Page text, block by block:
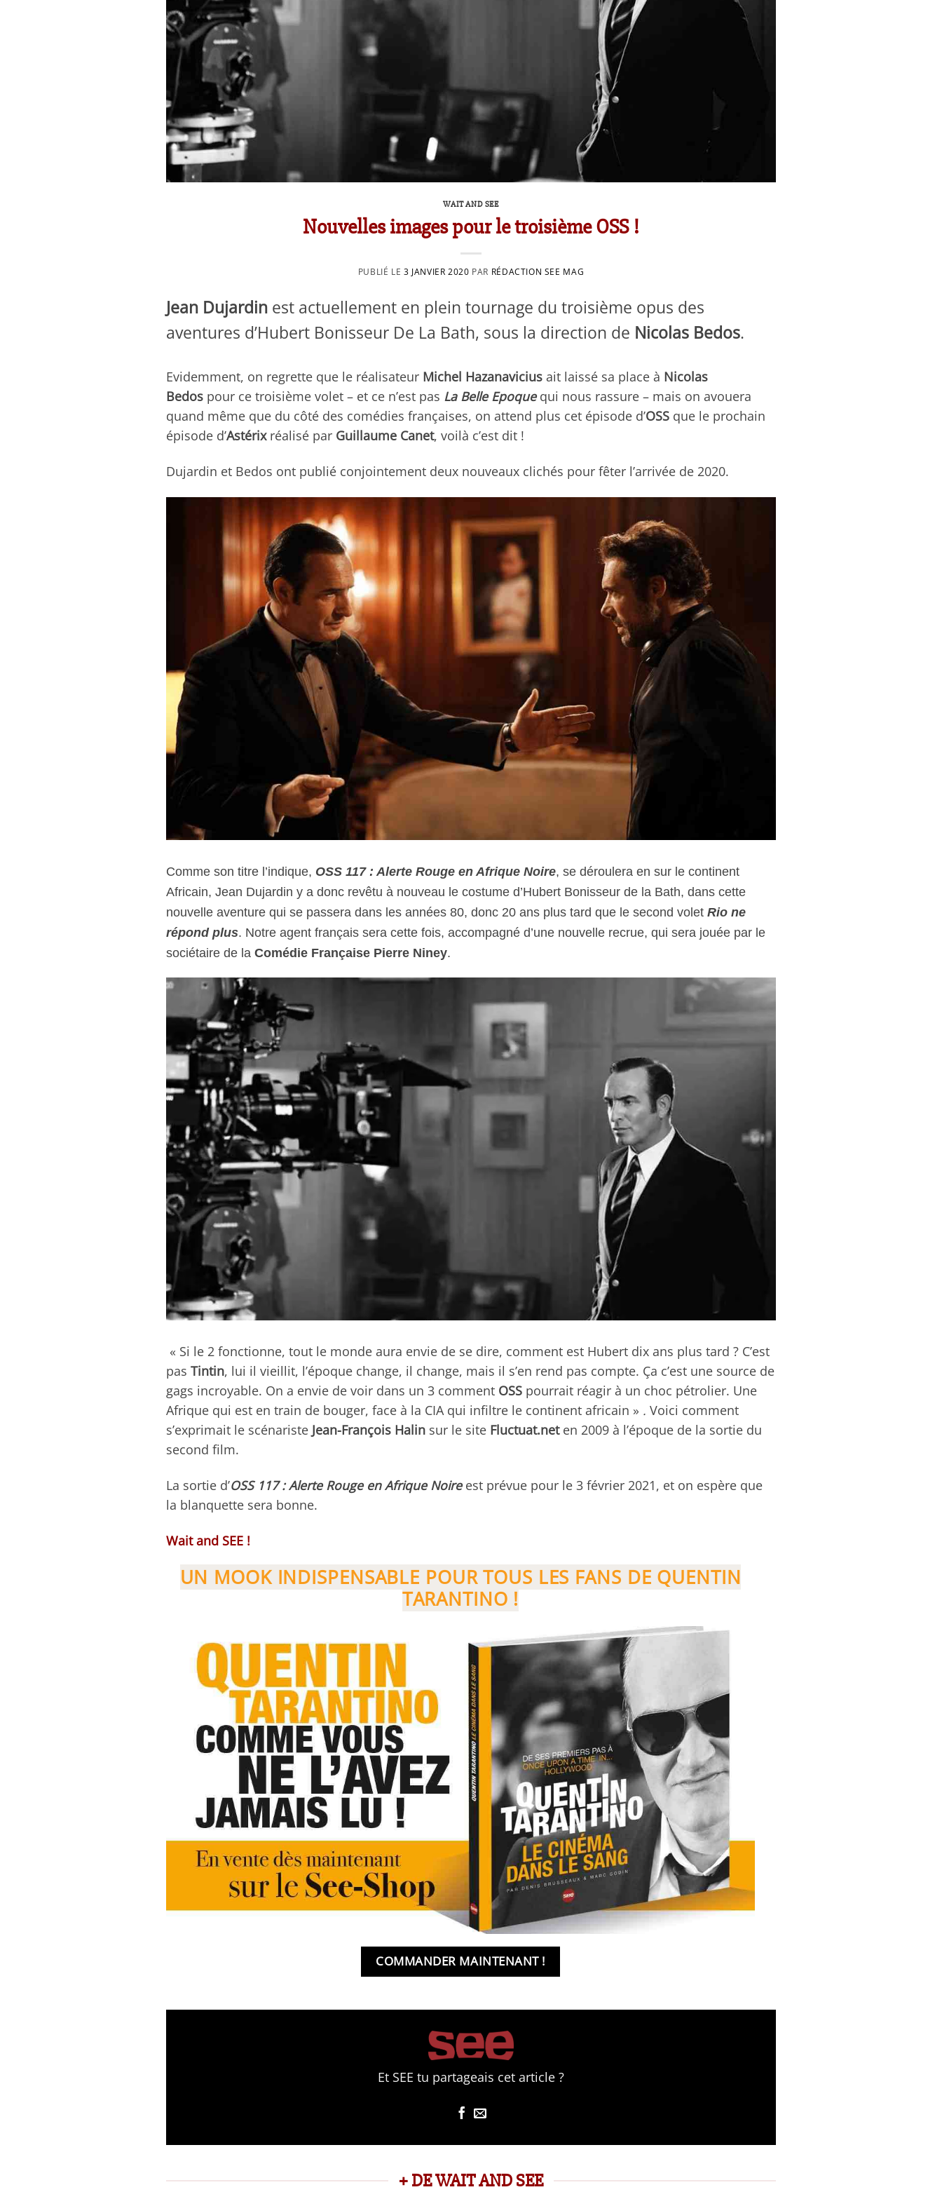
WAIT AND SEE
Nouvelles images pour le troisième OSS !
PUBLIÉ LE 3 JANVIER 2020 PAR RÉDACTION SEE MAG
Jean Dujardin est actuellement en plein tournage du troisième opus des
aventures d’Hubert Bonisseur De La Bath, sous la direction de Nicolas Bedos.
Evidemment, on regrette que le réalisateur Michel Hazanavicius ait laissé sa place à Nicolas
Bedos pour ce troisième volet – et ce n’est pas La Belle Epoquequi nous rassure – mais on avouera
quand même que du côté des comédies françaises, on attend plus cet épisode d’OSS que le prochain
épisode d’Astérixréalisé par Guillaume Canet, voilà c’est dit !
Dujardin et Bedos ont publié conjointement deux nouveaux clichés pour fêter l’arrivée de 2020.
Comme son titre l’indique, OSS 117 : Alerte Rouge en Afrique Noire, se déroulera en sur le continent
Africain, Jean Dujardin y a donc revêtu à nouveau le costume d’Hubert Bonisseur de la Bath, dans cette
nouvelle aventure qui se passera dans les années 80, donc 20 ans plus tard que le second volet Rio ne
répond plus. Notre agent français sera cette fois, accompagné d’une nouvelle recrue, qui sera jouée par le
sociétaire de la Comédie Française Pierre Niney.
« Si le 2 fonctionne, tout le monde aura envie de se dire, comment est Hubert dix ans plus tard ? C’est
pas Tintin, lui il vieillit, l’époque change, il change, mais il s’en rend pas compte. Ça c’est une source de
gags incroyable. On a envie de voir dans un 3 comment OSS pourrait réagir à un choc pétrolier. Une
Afrique qui est en train de bouger, face à la CIA qui infiltre le continent africain » . Voici comment
s’exprimait le scénariste Jean-François Halin sur le site Fluctuat.neten 2009 à l’époque de la sortie du
second film.
La sortie d’OSS 117 : Alerte Rouge en Afrique Noireest prévue pour le 3 février 2021, et on espère que
la blanquette sera bonne.
Wait and SEE !
UN MOOK INDISPENSABLE POUR TOUS LES FANS DE QUENTIN
TARANTINO !
COMMANDER MAINTENANT !
Et SEE tu partageais cet article ?
+ DE WAIT AND SEE